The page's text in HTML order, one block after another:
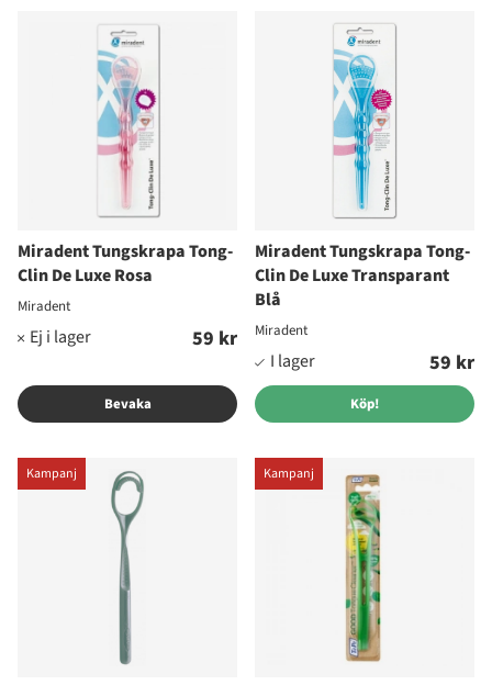
Miradent Tungskrapa Tong-
Clin De Luxe Rosa
Miradent
59 kr
Bevaka
Miradent Tungskrapa Tong-
Clin De Luxe Transparant
Blå
Miradent
59 kr
Köp!
Kampanj Kampanj